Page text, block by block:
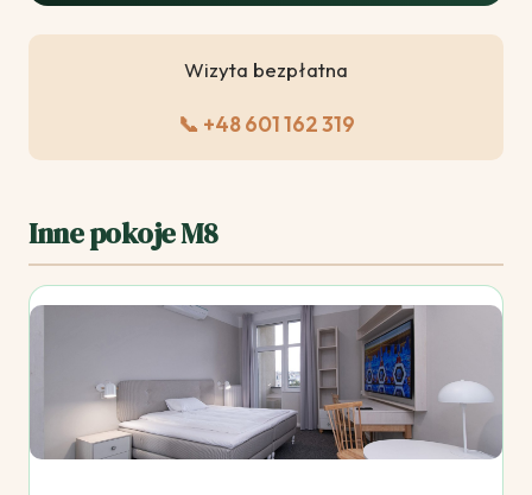
Wizyta bezpłatna
📞 +48 601 162 319
Inne pokoje M8